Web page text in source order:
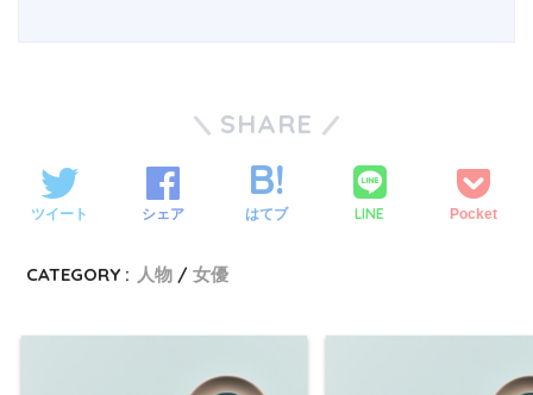
SHARE
ツイート シェア はてブ LINE Pocket
CATEGORY : 人物 女優